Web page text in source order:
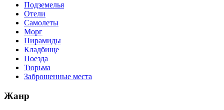
Подземелья
Отели
Самолеты
Морг
Пирамиды
Кладбище
Поезда
Тюрьма
Заброшенные места
Жанр